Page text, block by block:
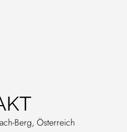
Berg, Österreich